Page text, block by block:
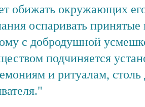
обижать окружающих
оспаривать
с добродушной
подчиняется
и ритуалам,